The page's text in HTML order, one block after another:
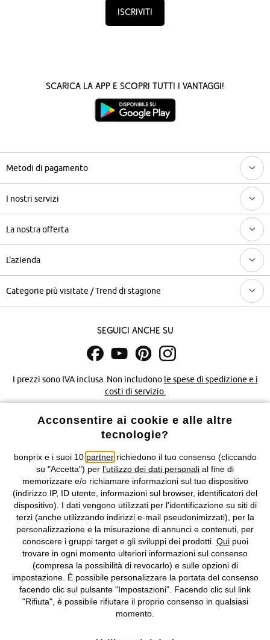
Iscriviti
Scarica la App e scopri tutti i vantaggi!
Metodi di pagamento
I nostri servizi
La nostra offerta
L'azienda
Categorie più visitate / Trend di stagione
Seguici anche su
I prezzi sono IVA inclusa. Non includono le spese di spedizione e i
costi di servizio.
Condizioni di vendita Accessibilità
Informazioni legali Diritto di recesso
2026 bonprix.
Tutti i diritti riservati.
bonprix S.r.l. con socio unico, sede legale: via Adua 33 - 13855
Valdengo (BI) C.F. 01510910027 - P.I. 01939830020, Reg. Imprese di
IT09060P00000858, N. Reg. AEE: IT08020000002105 Capitale
Sociale: euro 1.000.000 i.v, Società soggetta all'attività di direzione
e coordinamento di bonprix Beteiligungs -Verwaltungsgesellschaft
Acconsentire ai cookie e alle altre
tecnologie?
bonprix e i suoi 10 partnerrichiedono il tuo consenso (cliccando
su "Accetta") per l'utilizzo dei dati personali al fine di
memorizzare e/o richiamare informazioni sul tuo dispositivo
(indirizzo IP, ID utente, informazioni sul browser, identificatori del
dispositivo). I dati vengono utilizzati per l'identificazione su siti di
terzi (anche utilizzando indirizzi e-mail pseudonimizzati), per la
personalizzazione e la misurazione di annunci e contenuti, per
conoscere i gruppi target e gli sviluppi dei prodotti. Quipuoi
trovare in ogni momento ulteriori informazioni sul consenso
(compresa la possibilità di revocarlo) e sulle opzioni di
impostazione. È possibile personalizzare la portata del consenso
facendo clic sul pulsante "Impostazioni". Facendo clic sul link
"Rifiuta", è possibile rifiutare il proprio consenso in qualsiasi
momento.